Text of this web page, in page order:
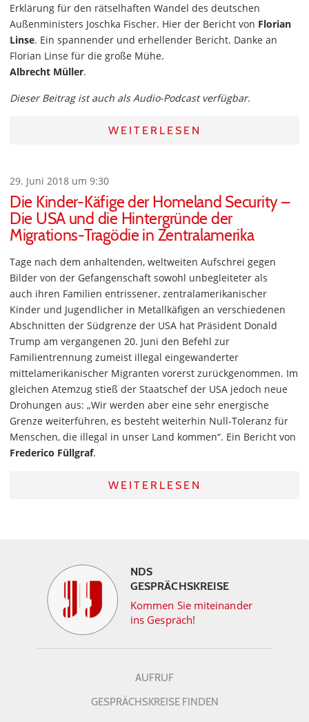
Erklärung für den rätselhaften Wandel des deutschen
Außenministers Joschka Fischer. Hier der Bericht von Florian
Linse. Ein spannender und erhellender Bericht. Danke an
Florian Linse für die große Mühe.
Albrecht Müller.
Dieser Beitrag ist auch als Audio-Podcast verfügbar.
WEITERLESEN
29. Juni 2018 um 9:30
Die Kinder-Käfige der Homeland Security –
Die USA und die Hintergründe der
Migrations-Tragödie in Zentralamerika
Tage nach dem anhaltenden, weltweiten Aufschrei gegen
Bilder von der Gefangenschaft sowohl unbegleiteter als
auch ihren Familien entrissener, zentralamerikanischer
Kinder und Jugendlicher in Metallkäfigen an verschiedenen
Abschnitten der Südgrenze der USA hat Präsident Donald
Trump am vergangenen 20. Juni den Befehl zur
Familientrennung zumeist illegal eingewanderter
mittelamerikanischer Migranten vorerst zurückgenommen. Im
gleichen Atemzug stieß der Staatschef der USA jedoch neue
Drohungen aus: „Wir werden aber eine sehr energische
Grenze weiterführen, es besteht weiterhin Null-Toleranz für
Menschen, die illegal in unser Land kommen“. Ein Bericht von
Frederico Füllgraf.
WEITERLESEN
NDS
GESPRÄCHSKREISE
Kommen Sie miteinander
ins Gespräch!
AUFRUF
GESPRÄCHSKREISE FINDEN